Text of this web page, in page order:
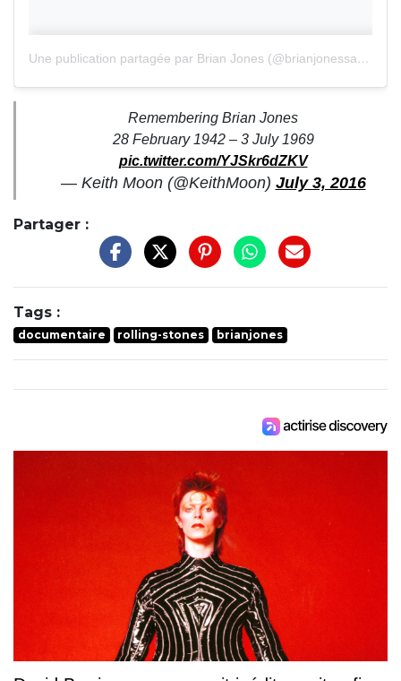
Une publication partagée par Brian Jones (@brianjonessatisfaction)
Remembering Brian Jones
28 February 1942 – 3 July 1969
pic.twitter.com/YJSkr6dZKV
— Keith Moon (@KeithMoon) July 3, 2016
Partager :
Tags :
documentaire rolling-stones brianjones